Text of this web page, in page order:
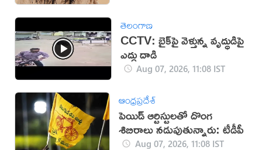
తెలంగాణ
CCTV: బైక్‌పై వెళ్తున్న వృద్ధుడిపై
ఎద్దు దాడి
Aug 07, 2026, 11:08 IST
ఆంధ్రప్రదేశ్
పెయిడ్ ఆర్టిస్టులతో దొంగ
శిబిరాలు నడుపుతున్నారు: టీడీపీ
Aug 07, 2026, 11:08 IST